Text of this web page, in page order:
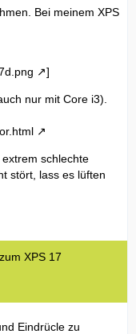
Bei meinem XPS
]
nur mit Core i3).
schlechte
stört, lass es lüften
XPS 17
Eindrücle zu